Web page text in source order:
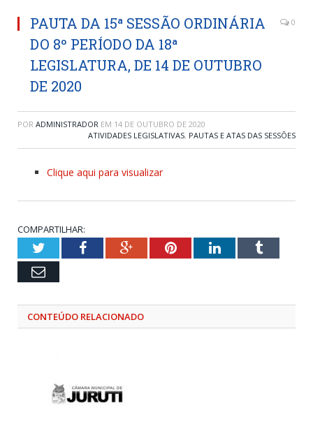
PAUTA DA 15ª SESSÃO ORDINÁRIA
DO 8º PERÍODO DA 18ª
LEGISLATURA, DE 14 DE OUTUBRO
DE 2020
0
POR ADMINISTRADOR EM 14 DE OUTUBRO DE 2020
ATIVIDADES LEGISLATIVAS, PAUTAS E ATAS DAS SESSÕES
Clique aqui para visualizar
COMPARTILHAR:
TwitterFacebookGoogle+PinterestLinkedInTumblr
Email
CONTEÚDO RELACIONADO